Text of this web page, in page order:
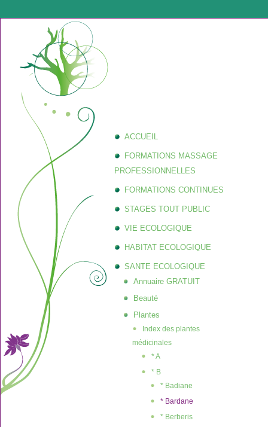
ACCUEIL
FORMATIONS MASSAGE
PROFESSIONNELLES
FORMATIONS CONTINUES
STAGES TOUT PUBLIC
VIE ECOLOGIQUE
HABITAT ECOLOGIQUE
SANTE ECOLOGIQUE
Annuaire GRATUIT
Beauté
Plantes
Index des plantes
médicinales
* A
* B
* Badiane
* Bardane
* Berberis